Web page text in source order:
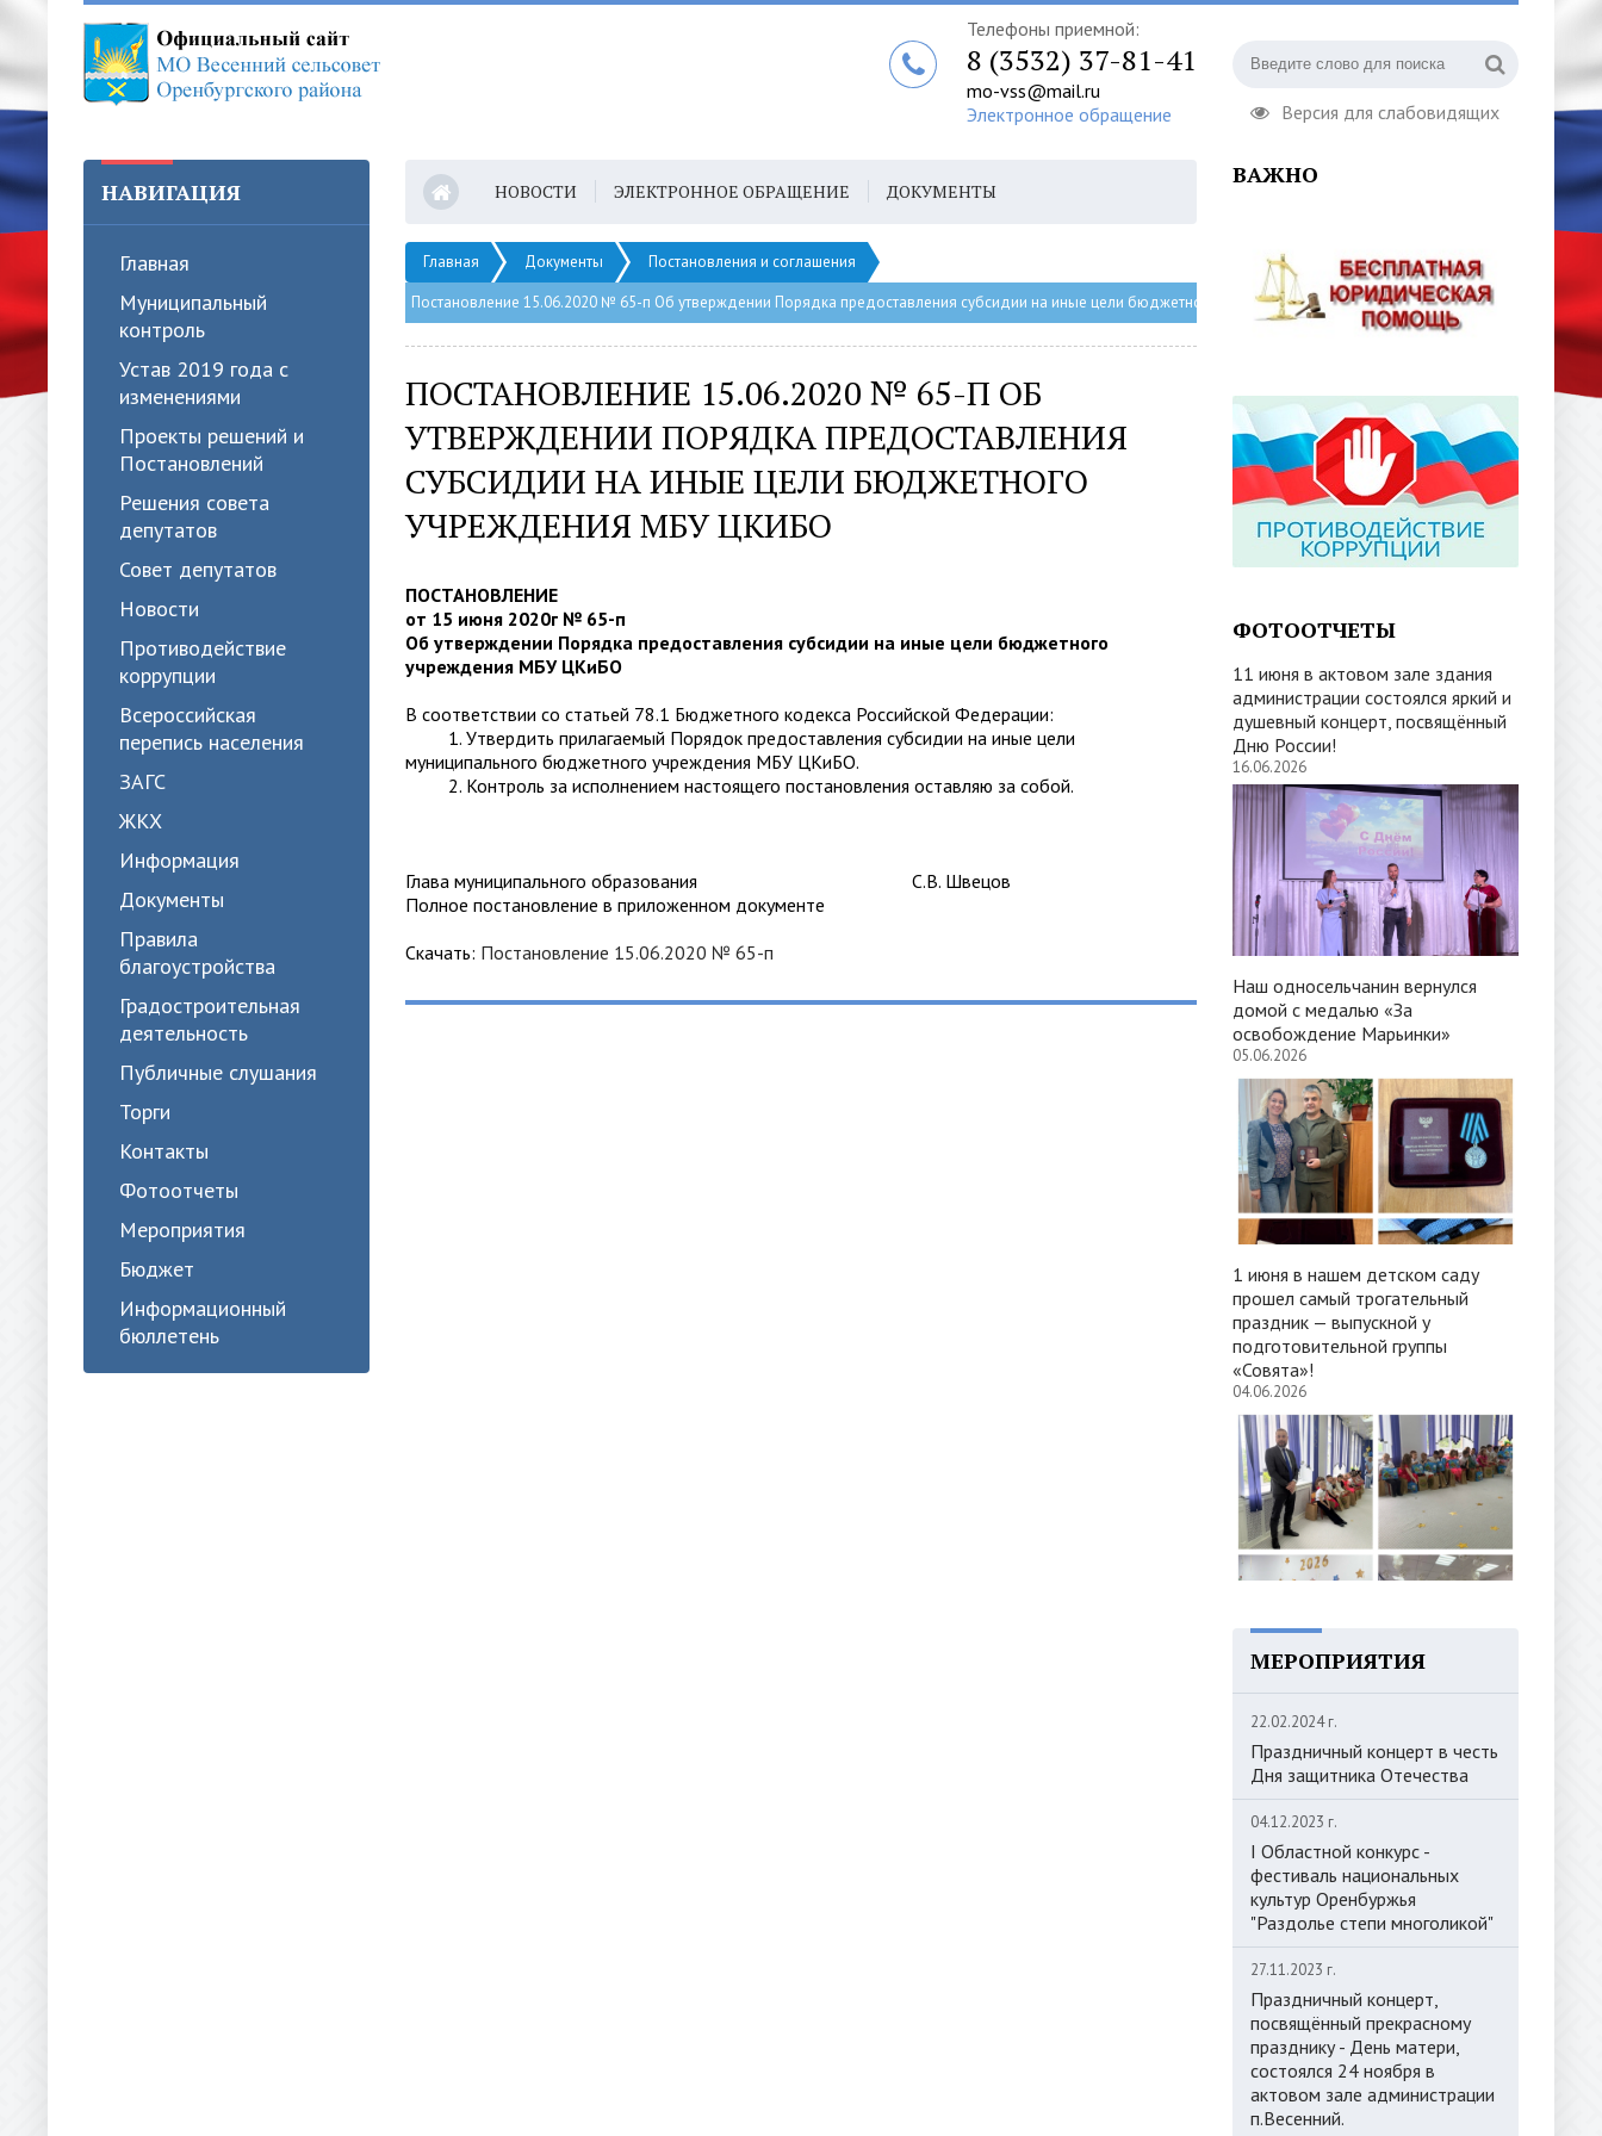
Версия для слабовидящих
Телефоны приемной:
8 (3532) 37-81-41
mo-vss@mail.ru
Электронное обращение
НАВИГАЦИЯ
Главная
Муниципальный
контроль
Устав 2019 года с
изменениями
Проекты решений и
Постановлений
Решения совета
депутатов
Совет депутатов
Новости
Противодействие
коррупции
Всероссийская
перепись населения
ЗАГС
ЖКХ
Информация
Документы
Правила
благоустройства
Градостроительная
деятельность
Публичные слушания
Торги
Контакты
Фотоотчеты
Мероприятия
Бюджет
Информационный
бюллетень
НОВОСТИ ЭЛЕКТРОННОЕ ОБРАЩЕНИЕ ДОКУМЕНТЫ
Главная Документы
Постановления и соглашения
Постановление 15.06.2020 № 65-п Об утверждении Порядка предоставления субсидии на иные цели бюджетного учреждения МБУ ЦКиБО
ПОСТАНОВЛЕНИЕ 15.06.2020 № 65-П ОБ
УТВЕРЖДЕНИИ ПОРЯДКА ПРЕДОСТАВЛЕНИЯ
СУБСИДИИ НА ИНЫЕ ЦЕЛИ БЮДЖЕТНОГО
УЧРЕЖДЕНИЯ МБУ ЦКИБО
ПОСТАНОВЛЕНИЕ
от 15 июня 2020г № 65-п
Об утверждении Порядка предоставления субсидии на иные цели бюджетного
учреждения МБУ ЦКиБО
В соответствии со статьей 78.1 Бюджетного кодекса Российской Федерации:
1. Утвердить прилагаемый Порядок предоставления субсидии на иные цели
муниципального бюджетного учреждения МБУ ЦКиБО.
2. Контроль за исполнением настоящего постановления оставляю за собой.
Глава муниципального образования С.В. Швецов
Полное постановление в приложенном документе
Скачать: Постановление 15.06.2020 № 65-п
ВАЖНО
ФОТООТЧЕТЫ
11 июня в актовом зале здания
администрации состоялся яркий и
душевный концерт, посвящённый
Дню России!
16.06.2026
Наш односельчанин вернулся
домой с медалью «За
освобождение Марьинки»
05.06.2026
1 июня в нашем детском саду
прошел самый трогательный
праздник — выпускной у
подготовительной группы
«Совята»!
04.06.2026
МЕРОПРИЯТИЯ
22.02.2024 г.
Праздничный концерт в честь
Дня защитника Отечества
04.12.2023 г.
I Областной конкурс -
фестиваль национальных
культур Оренбуржья
"Раздолье степи многоликой"
27.11.2023 г.
Праздничный концерт,
посвящённый прекрасному
празднику - День матери,
состоялся 24 ноября в
актовом зале администрации
п.Весенний.